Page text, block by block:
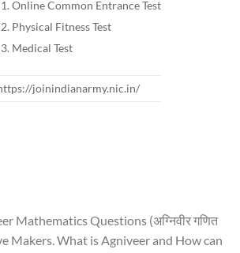
Online Common Entrance Test
Physical Fitness Test
Medical Test
joinindianarmy.nic.in/
Mathematics Questions (अग्निवीर गणित
Makers. What is Agniveer and How can